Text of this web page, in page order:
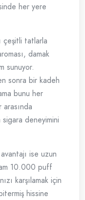
her yere
çeşitli tatlarla
damak
sunuyor.
sonra bir kadeh
bunu her
sigara deneyimini
ise uzun
10.000 puff
karşılamak için
hissine